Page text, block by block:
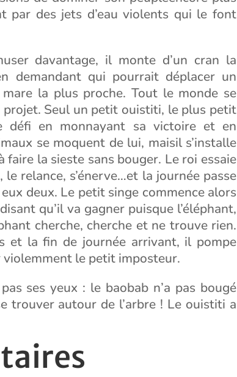
par des jets d’eau violents qui le font
davantage, il monte d’un cran la
demandant qui pourrait déplacer un
la plus proche. Tout le monde se
Seul un petit ouistiti, le plus petit
défi en monnayant sa victoire et en
se moquent de lui, maisil s’installe
faire la sieste sans bouger. Le roi essaie
relance, s’énerve…et la journée passe
deux. Le petit singe commence alors
qu’il va gagner puisque l’éléphant,
cherche, cherche et ne trouve rien.
et la fin de journée arrivant, il pompe
violemment le petit imposteur.
ses yeux : le baobab n’a pas bougé
trouver autour de l’arbre ! Le ouistiti a